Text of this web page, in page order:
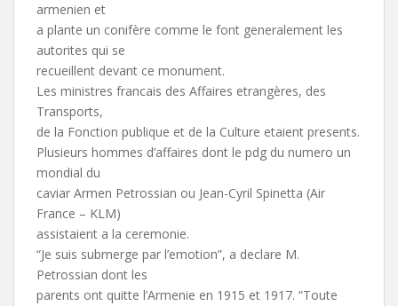
armenien et
a plante un conifère comme le font generalement les
autorites qui se
recueillent devant ce monument.
Les ministres francais des Affaires etrangères, des
Transports,
de la Fonction publique et de la Culture etaient presents.
Plusieurs hommes d’affaires dont le pdg du numero un
mondial du
caviar Armen Petrossian ou Jean-Cyril Spinetta (Air
France – KLM)
assistaient a la ceremonie.
“Je suis submerge par l’emotion”, a declare M.
Petrossian dont les
parents ont quitte l’Armenie en 1915 et 1917. “Toute